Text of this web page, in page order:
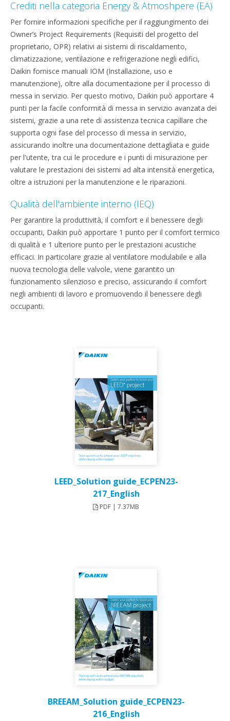
Crediti nella categoria Energy & Atmoshpere (EA)
Per fornire informazioni specifiche per il raggiungimento dei
Owner’s Project Requirements (Requisiti del progetto del
proprietario, OPR) relativi ai sistemi di riscaldamento,
climatizzazione, ventilazione e refrigerazione negli edifici,
Daikin fornisce manuali IOM (Installazione, uso e
manutenzione), oltre alla documentazione per il processo di
messa in servizio. Per questo motivo, Daikin può apportare 4
punti per la facile conformità di messa in servizio avanzata dei
sistemi, grazie a una rete di assistenza tecnica capillare che
supporta ogni fase del processo di messa in servizio,
assicurando inoltre una documentazione dettagliata e guide
per l'utente, tra cui le procedure e i punti di misurazione per
valutare le prestazioni dei sistemi ad alta intensità energetica,
oltre a istruzioni per la manutenzione e le riparazioni.
Qualità dell'ambiente interno (IEQ)
Per garantire la produttività, il comfort e il benessere degli
occupanti, Daikin può apportare 1 punto per il comfort termico
di qualità e 1 ulteriore punto per le prestazioni acustiche
efficaci. In particolare grazie al ventilatore modulabile e alla
nuova tecnologia delle valvole, viene garantito un
funzionamento silenzioso e preciso, assicurando il comfort
negli ambienti di lavoro e promuovendo il benessere degli
occupanti.
LEED_Solution guide_ECPEN23-
217_English
PDF | 7.37MB
BREEAM_Solution guide_ECPEN23-
216_English